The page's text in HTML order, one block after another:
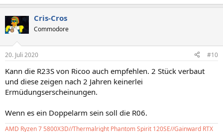
Cris-Cros
Commodore
20. Juli 2020 #10
Kann die R23S von Ricoo auch empfehlen. 2 Stück verbaut
und diese zeigen nach 2 Jahren keinerlei
Ermüdungserscheinungen.
Wenn es ein Doppelarm sein soll die R06.
AMD Ryzen 7 5800X3D//Thermalright Phantom Spirit 120SE//Gainward RTX